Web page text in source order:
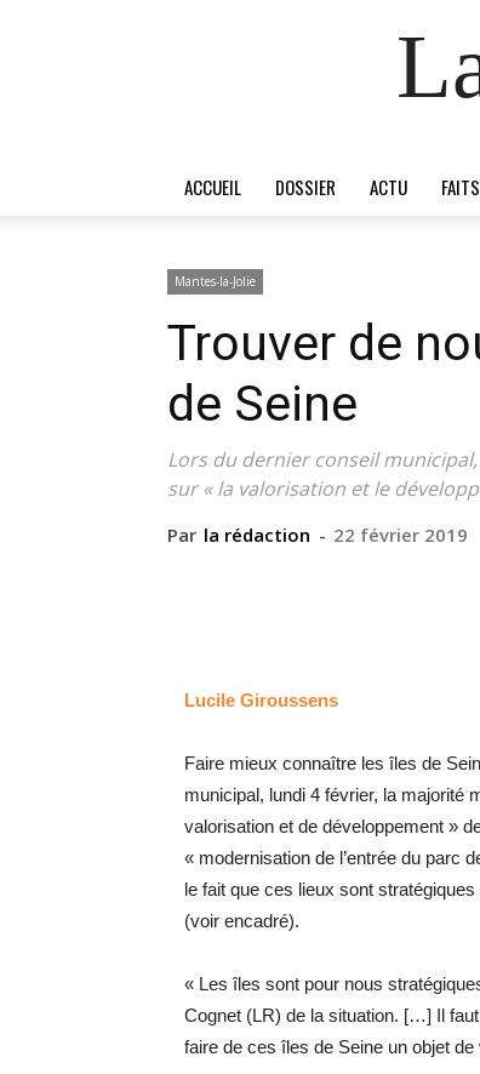
ACCUEIL DOSSIER ACTU
Mantes-la-Jolie
Trouver de
de Seine
Lors du dernier conseil
sur « la valorisation et le
Par la rédaction - 22 février 2019
Lucile Giroussens
Faire mieux connaître les îles de
municipal, lundi 4 février, la majorité
valorisation et de développement »
« modernisation de l’entrée du parc
le fait que ces lieux sont
(voir encadré).
« Les îles sont pour nous
Cognet (LR) de la situation. […] Il
faire de ces îles de Seine un objet